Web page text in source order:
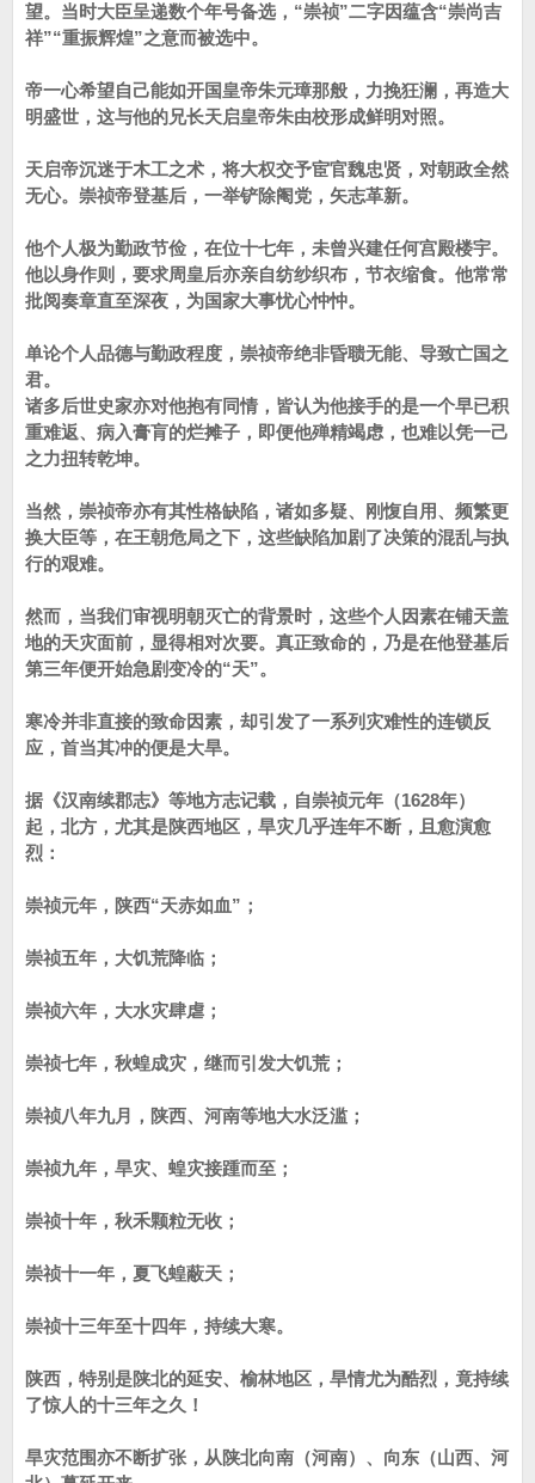
望。当时大臣呈递数个年号备选，“崇祯”二字因蕴含“崇尚吉
祥”“重振辉煌”之意而被选中。
帝一心希望自己能如开国皇帝朱元璋那般，力挽狂澜，再造大
明盛世，这与他的兄长天启皇帝朱由校形成鲜明对照。
天启帝沉迷于木工之术，将大权交予宦官魏忠贤，对朝政全然
无心。崇祯帝登基后，一举铲除阉党，矢志革新。
他个人极为勤政节俭，在位十七年，未曾兴建任何宫殿楼宇。
他以身作则，要求周皇后亦亲自纺纱织布，节衣缩食。他常常
批阅奏章直至深夜，为国家大事忧心忡忡。
单论个人品德与勤政程度，崇祯帝绝非昏聩无能、导致亡国之
君。
诸多后世史家亦对他抱有同情，皆认为他接手的是一个早已积
重难返、病入膏肓的烂摊子，即便他殚精竭虑，也难以凭一己
之力扭转乾坤。
当然，崇祯帝亦有其性格缺陷，诸如多疑、刚愎自用、频繁更
换大臣等，在王朝危局之下，这些缺陷加剧了决策的混乱与执
行的艰难。
然而，当我们审视明朝灭亡的背景时，这些个人因素在铺天盖
地的天灾面前，显得相对次要。真正致命的，乃是在他登基后
第三年便开始急剧变冷的“天”。
寒冷并非直接的致命因素，却引发了一系列灾难性的连锁反
应，首当其冲的便是大旱。
据《汉南续郡志》等地方志记载，自崇祯元年（1628年）
起，北方，尤其是陕西地区，旱灾几乎连年不断，且愈演愈
烈：
崇祯元年，陕西“天赤如血”；
崇祯五年，大饥荒降临；
崇祯六年，大水灾肆虐；
崇祯七年，秋蝗成灾，继而引发大饥荒；
崇祯八年九月，陕西、河南等地大水泛滥；
崇祯九年，旱灾、蝗灾接踵而至；
崇祯十年，秋禾颗粒无收；
崇祯十一年，夏飞蝗蔽天；
崇祯十三年至十四年，持续大寒。
陕西，特别是陕北的延安、榆林地区，旱情尤为酷烈，竟持续
了惊人的十三年之久！
旱灾范围亦不断扩张，从陕北向南（河南）、向东（山西、河